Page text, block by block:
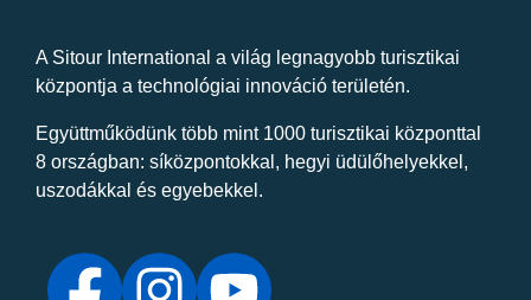
A Sitour International a világ legnagyobb turisztikai
központja a technológiai innováció területén.
Együttműködünk több mint 1000 turisztikai központtal
8 országban: síközpontokkal, hegyi üdülőhelyekkel,
uszodákkal és egyebekkel.